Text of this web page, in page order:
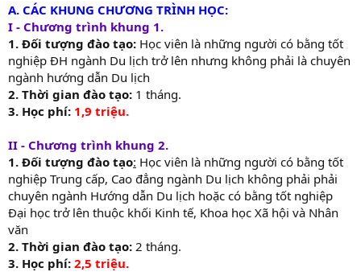
A. CÁC KHUNG CHƯƠNG TRÌNH HỌC:
I - Chương trình khung 1.
1. Đối tượng đào tạo: Học viên là những người có bằng tốt
nghiệp ĐH ngành Du lịch trở lên nhưng không phải là chuyên
ngành hướng dẫn Du lịch
2. Thời gian đào tạo: 1 tháng.
3. Học phí: 1,9 triệu.
II - Chương trình khung 2.
1. Đối tượng đào tạo: Học viên là những người có bằng tốt
nghiệp Trung cấp, Cao đẳng ngành Du lịch không phải phải
chuyên ngành Hướng dẫn Du lịch hoặc có bằng tốt nghiệp
Đại học trở lên thuộc khối Kinh tế, Khoa học Xã hội và Nhân
văn
2. Thời gian đào tạo: 2 tháng.
3. Học phí: 2,5 triệu.